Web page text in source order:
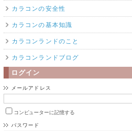
カラコンの安全性
カラコンの基本知識
カラコンランドのこと
カラコンランドブログ
ログイン
メールアドレス
コンピューターに記憶する
パスワード